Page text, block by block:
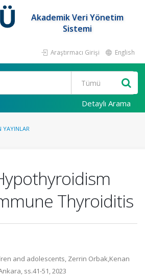
Akademik Veri Yönetim
Sistemi
Araştırmacı Girişi English
Detaylı Arama
YAYINLAR
Thyroiditis
and adolescents, Zerrin Orbak,Kenan
ss.41-51, 2023